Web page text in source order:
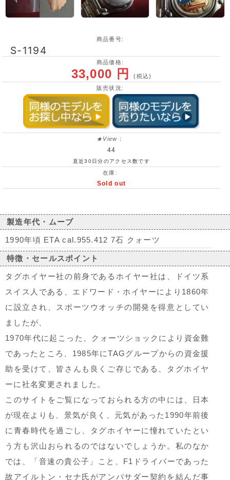
商品番号:
S-1194
商品価格:
33,000 円(税込)
販売状況:
★View ：
44
直近30日分のアクセス数です
在庫:
Sold out
製造年代・ムーブ
1990年頃 ETA cal.955.412 7石 クォーツ
特徴・セールスポイント
タグホイヤー社の前身であるホイヤー社は、ドイツ系
スイス人である、エドワード・ホイヤーにより1860年
に設立され、スポーツウオッチの開発を得意としてい
ましたが、
1970年代に起こった、クォーツショックにより資金難
であったところ、1985年にTAGグループからの資金援
助を受けて、皆さんも良くご存じである、タグホイヤ
ーに社名変更されました。
このサイトをご覧になっておられる方の中には、日本
が現在よりも、景気が良く、元気があった1990年前後
に青春時代を過ごし、タグホイヤーに憧れていたとい
う方も沢山おられるのではないでしょうか。私のなか
では、「音速の貴公子」こと、F1ドライバーであった
故アイルトン・セナ氏がアンバサダー契約を結んだ事